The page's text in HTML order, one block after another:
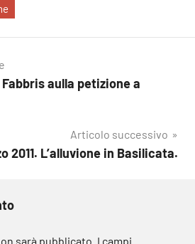
aulla petizione a
Articolo successivo
2011. L’alluvione in Basilicata.
sarà pubblicato. I campi